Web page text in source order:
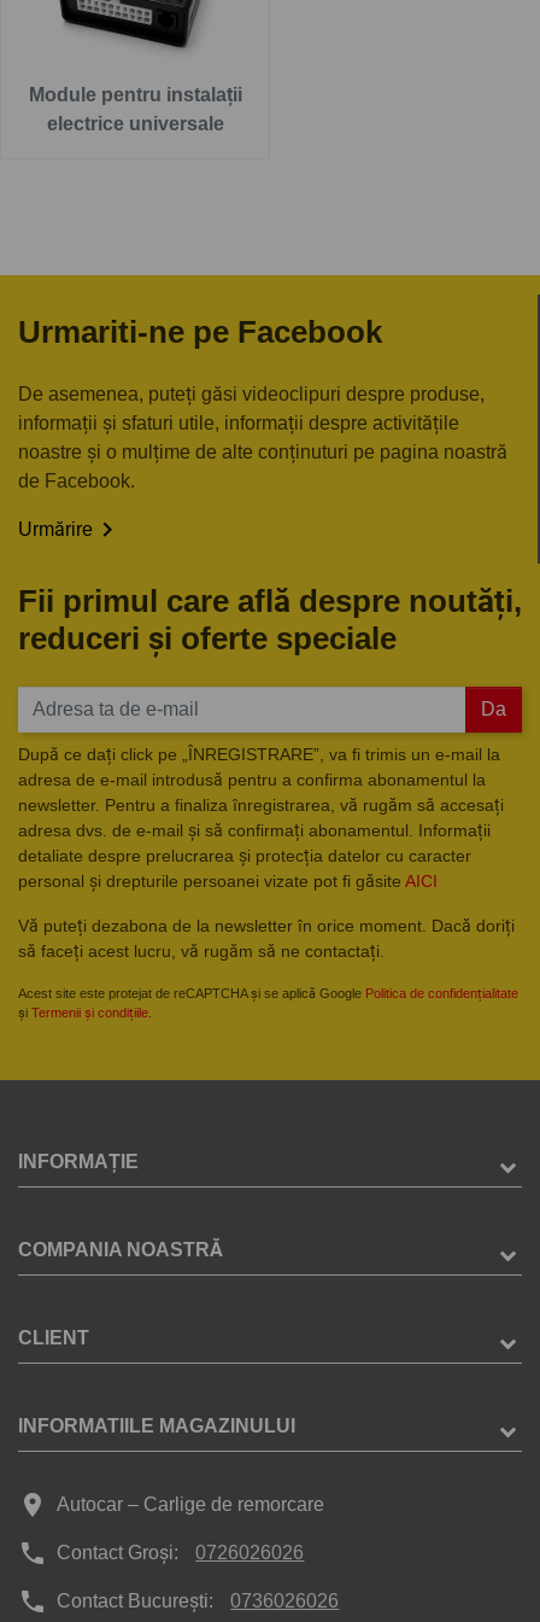
Module pentru instalații
electrice universale
Urmariti-ne pe Facebook
De asemenea, puteți găsi videoclipuri despre produse,
informații și sfaturi utile, informații despre activitățile
noastre și o mulțime de alte conținuturi pe pagina noastră
de Facebook.
Urmărire 
Fii primul care află despre noutăți,
reduceri și oferte speciale
Da
După ce dați click pe „ÎNREGISTRARE”, va fi trimis un e-mail la
adresa de e-mail introdusă pentru a confirma abonamentul la
newsletter. Pentru a finaliza înregistrarea, vă rugăm să accesați
adresa dvs. de e-mail și să confirmați abonamentul. Informații
detaliate despre prelucrarea și protecția datelor cu caracter
personal și drepturile persoanei vizate pot fi găsite AICI
Vă puteți dezabona de la newsletter în orice moment. Dacă doriți
să faceți acest lucru, vă rugăm să ne contactați.
Acest site este protejat de reCAPTCHA și se aplică Google Politica de confidențialitate
și Termenii și condițiile
INFORMAȚIE
COMPANIA NOASTRĂ
CLIENT
INFORMATIILE MAGAZINULUI
place Autocar – Carlige de remorcare
phone Contact Groși: 0726026026
phone Contact București: 0736026026